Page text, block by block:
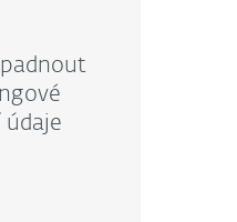
údaje